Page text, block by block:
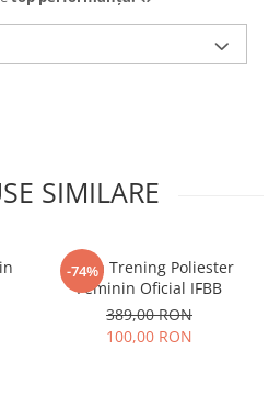
SIMILARE
-74%
Bluza Trening Poliester
Feminin Oficial IFBB
389,00 RON
100,00 RON